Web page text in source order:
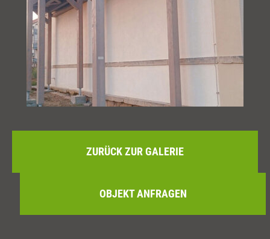
ZURÜCK ZUR GALERIE
OBJEKT ANFRAGEN